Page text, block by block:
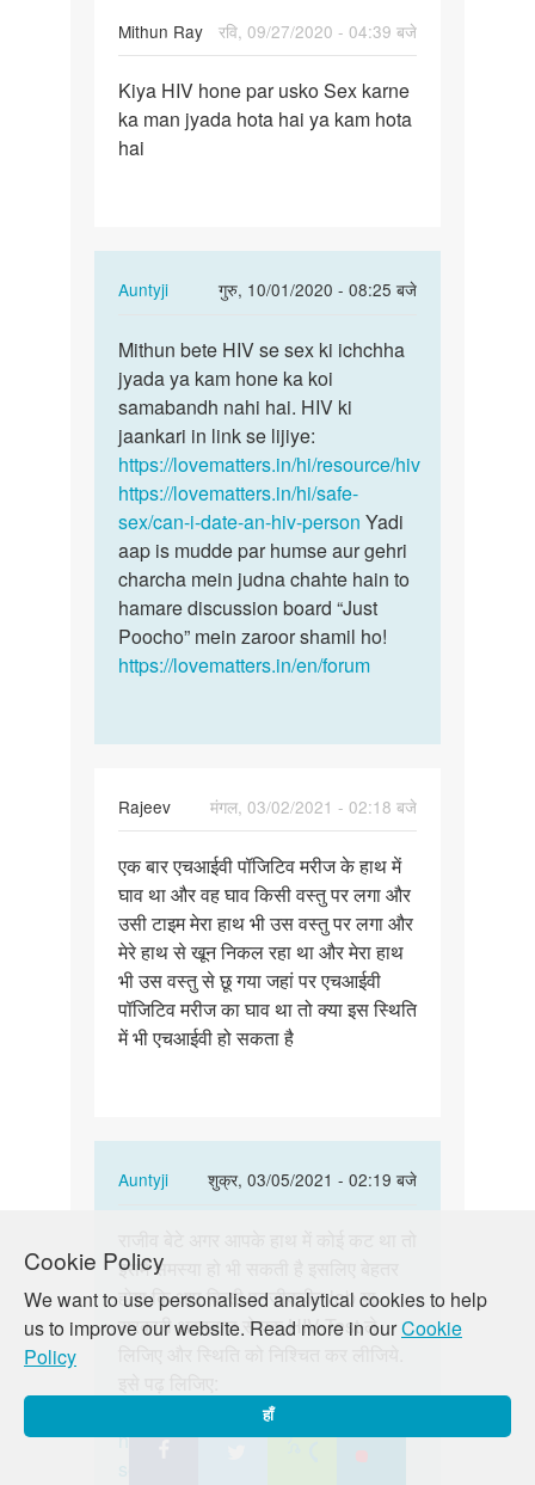
Cookie Policy
We want to use personalised analytical cookies to help
us to improve our website. Read more in ourCookie
Policy
हाँ
Mithun Ray
रवि, 09/27/2020 - 04:39 बजे
Kiya
HIV
hone
Kiya HIV hone par usko Sex karne
ka man jyada hota hai ya kam hota
hai
Auntyji
गुरु, 10/01/2020 - 08:25 बजे
In
to
Kiya
HIV
hone
par
usko
Sex…
by
Mithun
Ray
Mithun
bete
HIV
se
sex
ki…
Mithun bete HIV se sex ki ichchha
jyada ya kam hone ka koi
samabandh nahi hai. HIV ki
jaankari in link se lijiye:
https://lovematters.in/hi/resource/hiv
https://lovematters.in/hi/safe-
sex/can-i-date-an-hiv-person Yadi
aap is mudde par humse aur gehri
charcha mein judna chahte hain to
hamare discussion board “Just
Poocho” mein zaroor shamil ho!
https://lovematters.in/en/forum
Rajeev
मंगल, 03/02/2021 - 02:18 बजे
एक
बार
एचआईवी
पॉजिटिव
मरीज…
एक बार एचआईवी पॉजिटिव मरीज के हाथ में
घाव था और वह घाव किसी वस्तु पर लगा और
उसी टाइम मेरा हाथ भी उस वस्तु पर लगा और
मेरे हाथ से खून निकल रहा था और मेरा हाथ
भी उस वस्तु से छू गया जहां पर एचआईवी
पॉजिटिव मरीज का घाव था तो क्या इस स्थिति
में भी एचआईवी हो सकता है
Auntyji
शुक्र, 03/05/2021 - 02:19 बजे
In
बार
एचआईवी
Rajeev
बेटे
अगर
आपके
इसमें समस्या हो भी सकती है इसलिए बेहतर
होगा कि आप किसी पनजीक्रीत lab या
सरकारी अस्पताल से एक HIV Test ले
https://lovematters.in/hi/resource/hiv
https://lovematters.in/hi/safe-
sex/stdsstis/hivaids-top-five-facts